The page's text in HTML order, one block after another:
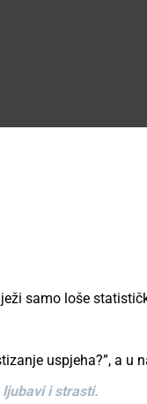
samo loše
uspjeha?”, a u
ljubavi i strasti.